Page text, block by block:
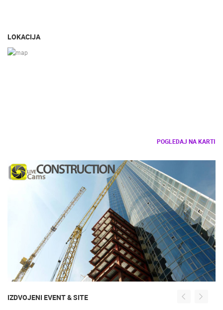
LOKACIJA
POGLEDAJ NA KARTI
IZDVOJENI EVENT & SITE